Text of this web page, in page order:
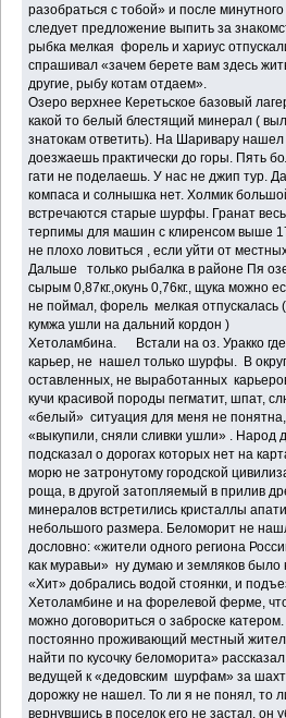
разобраться с тобой» и после
следует предложение выпить за
рыбка мелкая форель и хариус
спрашивал «зачем берете вам здесь
другие, рыбу котам отдаем».
Озеро верхнее Керетьское базовый
какой то белый блестящий минерал (
знатокам ответить). На Шаривару нашел
доезжаешь практически до горы. Пять
гати не поделаешь. У нас не джип тур.
компаса и солнышка нет. Холмик
встречаются старые шурфы. Гранат
терпимы для машин с клиренсом выше
не плохо ловиться , если уйти от
Дальше только рыбалка в районе Пя
сырым 0,87кг.,окунь 0,76кг., щука можно
не поймал, форель мелкая отпускалась
кумжа ушли на дальний кордон )
Хетоламбина. Встали на оз. Уракко где
карьер, не нашел только шурфы. В
оставленных, не выработанных
кучи красивой породы пегматит, шпат,
«белый» ситуация для меня не
«выкупили, сняли сливки ушли» . Народ
подсказал о дорогах которых нет на
морю не затронутому городской
роща, в другой затопляемый в прилив
минералов встретились кристаллы
небольшого размера. Беломорит не
дословно: «жители одного региона
как муравьи» ну думаю и земляков
«Хит» добрались водой стоянки, и
Хетоламбине и на форелевой ферме, что
можно договориться о заброске
постоянно проживающий местный
найти по кусочку беломорита»
ведущей к «дедовским шурфам» за
дорожку не нашел. То ли я не понял, то
вернувшись в поселок его не застал, он